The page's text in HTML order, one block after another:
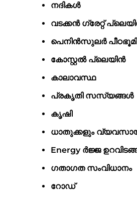
നദികൾ
വടക്കൻ ഗ്രേറ്റ്
പെനിൻസുലർ പീഠഭൂമി
കോസ്റ്റൽ പ്ലെയിൻ
കാലാവസ്ഥ
പ്രകൃതി സസ്യങ്ങൾ
കൃഷി
ധാതുക്കളും
Energy ർജ്ജ
ഗതാഗത സംവിധാനം
റോഡ്